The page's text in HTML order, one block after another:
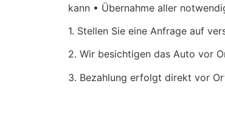
kann • Übernahme aller
1. Stellen Sie eine Anfrage auf
2. Wir besichtigen das Auto vor
3. Bezahlung erfolgt direkt vor